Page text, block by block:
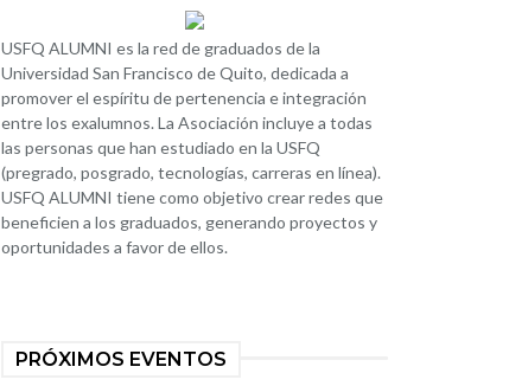
USFQ ALUMNI es la red de graduados de la
Universidad San Francisco de Quito, dedicada a
promover el espíritu de pertenencia e integración
entre los exalumnos. La Asociación incluye a todas
las personas que han estudiado en la USFQ
(pregrado, posgrado, tecnologías, carreras en línea).
USFQ ALUMNI tiene como objetivo crear redes que
beneficien a los graduados, generando proyectos y
oportunidades a favor de ellos.
PRÓXIMOS EVENTOS